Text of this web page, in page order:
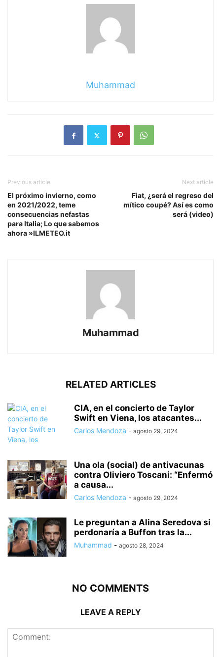
Muhammad
Previous article
El próximo invierno, como
en 2021/2022, teme
consecuencias nefastas
para Italia; Lo que sabemos
ahora »ILMETEO.it
Next article
Fiat, ¿será el regreso del
mítico coupé? Así es como
será (video)
Muhammad
RELATED ARTICLES
CIA, en el concierto de Taylor
Swift en Viena, los atacantes...
Carlos Mendoza - agosto 29, 2024
Una ola (social) de antivacunas
contra Oliviero Toscani: “Enfermó
a causa...
Carlos Mendoza - agosto 29, 2024
Le preguntan a Alina Seredova si
perdonaría a Buffon tras la...
Muhammad - agosto 28, 2024
NO COMMENTS
LEAVE A REPLY